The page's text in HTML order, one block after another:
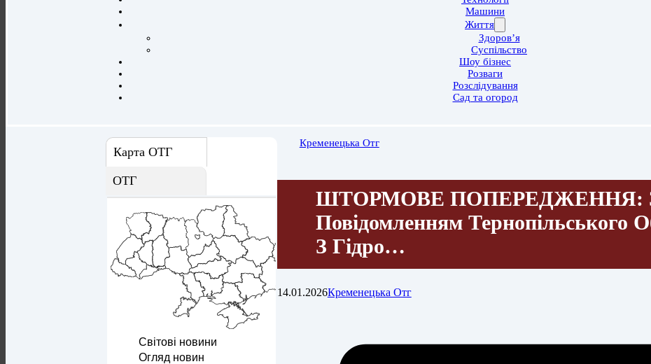
Машини
Життя
Здоров’я
Суспільство
Шоу бізнес
Розваги
Розслідування
Сад та огород
Карта ОТГ
ОТГ
Світові новини
Огляд новин
Кременецька Отг
ШТОРМОВЕ ПОПЕРЕДЖЕННЯ:
Повідомленням Тернопільського
З Гідро…
14.01.2026Кременецька Отг